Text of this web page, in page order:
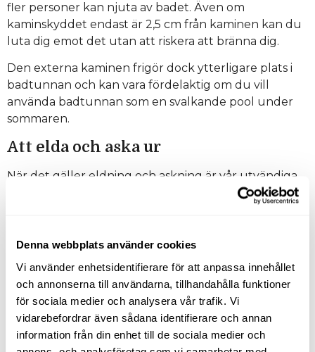
Denna webbplats använder cookies
Vi använder enhetsidentifierare för att anpassa innehållet
och annonserna till användarna, tillhandahålla funktioner
för sociala medier och analysera vår trafik. Vi
vidarebefordrar även sådana identifierare och annan
information från din enhet till de sociala medier och
fler personer kan njuta av badet. Även om
kaminskyddet endast är 2,5 cm från kaminen kan du
luta dig emot det utan att riskera att bränna dig.
Den externa kaminen frigör dock ytterligare plats i
badtunnan och kan vara fördelaktig om du vill
använda badtunnan som en svalkande pool under
sommaren.
Att elda och aska ur
När det gäller eldning och askning är vår utvändiga
kamin generellt sett enklare att sköta eftersom den
är placerad bredvid badtunnan och kan enkelt askas
För att aska ur vår invändiga kamin rekommenderar
vi en grovdammsugare eller en askspade med långt
skaft.
Vinteranvändning